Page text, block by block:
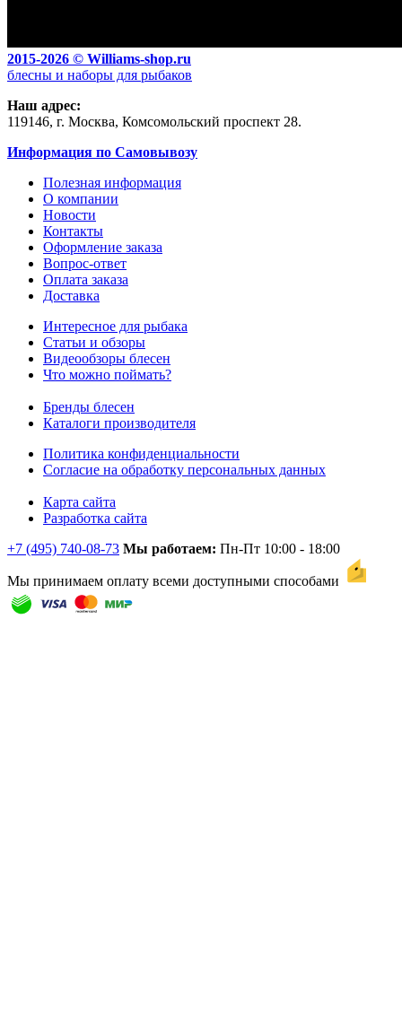
2015-2026 © Williams-shop.ru
блесны и наборы для рыбаков
Наш адрес:
119146, г. Москва, Комсомольский проспект 28.
Информация по Самовывозу
Полезная информация
О компании
Новости
Контакты
Оформление заказа
Вопрос-ответ
Оплата заказа
Доставка
Интересное для рыбака
Статьи и обзоры
Видеообзоры блесен
Что можно поймать?
Бренды блесен
Каталоги производителя
Политика конфиденциальности
Согласие на обработку персональных данных
Карта сайта
Разработка сайта
+7 (495) 740-08-73 Мы работаем: Пн-Пт 10:00 - 18:00
Мы принимаем оплату всеми доступными способами